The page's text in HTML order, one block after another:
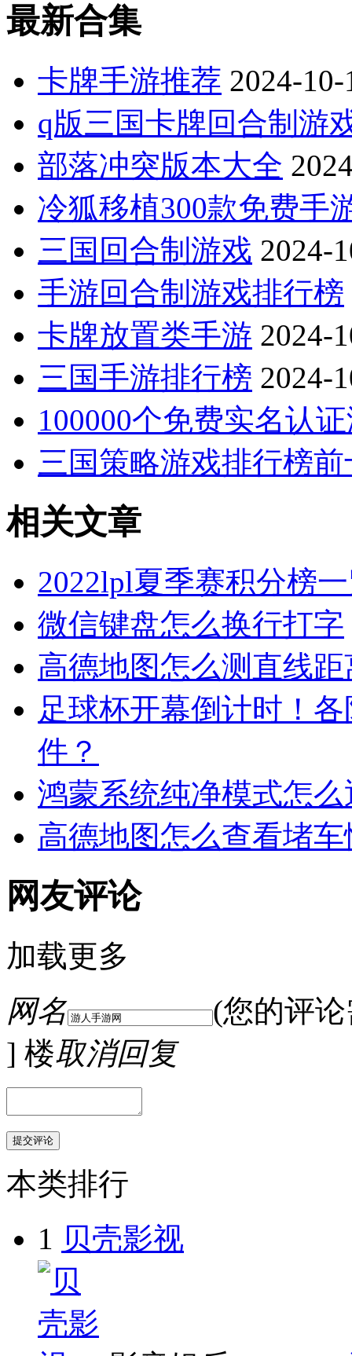
最新合集
卡牌手游推荐 2024-10-
q版三国卡牌回合制游
部落冲突版本大全
冷狐移植300款免费手
三国回合制游戏 2024-
手游回合制游戏排行榜
卡牌放置类手游 2024-
三国手游排行榜 2024-
100000个免费实名认
三国策略游戏排行榜
相关文章
2022lpl夏季赛积分榜
微信键盘怎么换行打字
高德地图怎么测直线距
足球杯开幕倒计时！
件？
鸿蒙系统纯净模式怎么
高德地图怎么查看堵车
网友评论
加载更多
网名
(您的评
] 楼取消回复
本类排行
1 贝壳影视